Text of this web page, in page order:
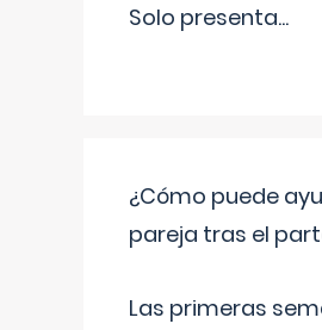
Solo presenta...
¿Cómo puede
pareja tras el
Las primeras